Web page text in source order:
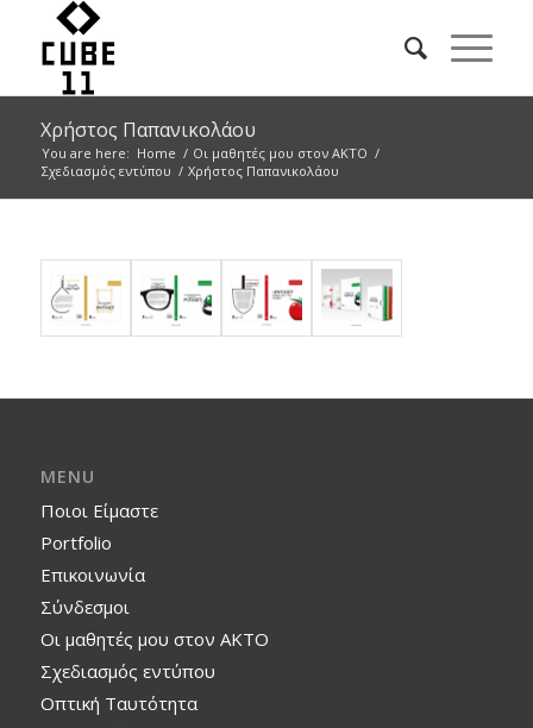
Χρήστος Παπανικολάου
You are here: Home / Οι μαθητές μου στον ΑΚΤΟ /
Σχεδιασμός εντύπου / Χρήστος Παπανικολάου
MENU
Ποιοι Είμαστε
Portfolio
Επικοινωνία
Σύνδεσμοι
Οι μαθητές μου στον ΑΚΤΟ
Σχεδιασμός εντύπου
Οπτική Ταυτότητα